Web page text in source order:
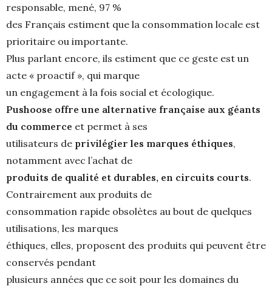
responsable, mené, 97 %
des Français estiment que la consommation locale est
prioritaire ou importante.
Plus parlant encore, ils estiment que ce geste est un
acte « proactif », qui marque
un engagement à la fois social et écologique.
Pushoose offre une alternative française aux géants
du commerce et permet à ses
utilisateurs de privilégier les marques éthiques,
notamment avec l’achat de
produits de qualité et durables, en circuits courts.
Contrairement aux produits de
consommation rapide obsolètes au bout de quelques
utilisations, les marques
éthiques, elles, proposent des produits qui peuvent être
conservés pendant
plusieurs années que ce soit pour les domaines du